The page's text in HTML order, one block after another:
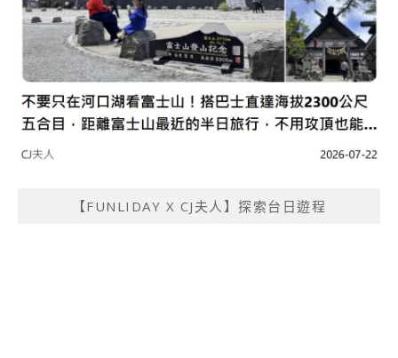
【FUNLIDAY X CJ夫人】探索台日遊程